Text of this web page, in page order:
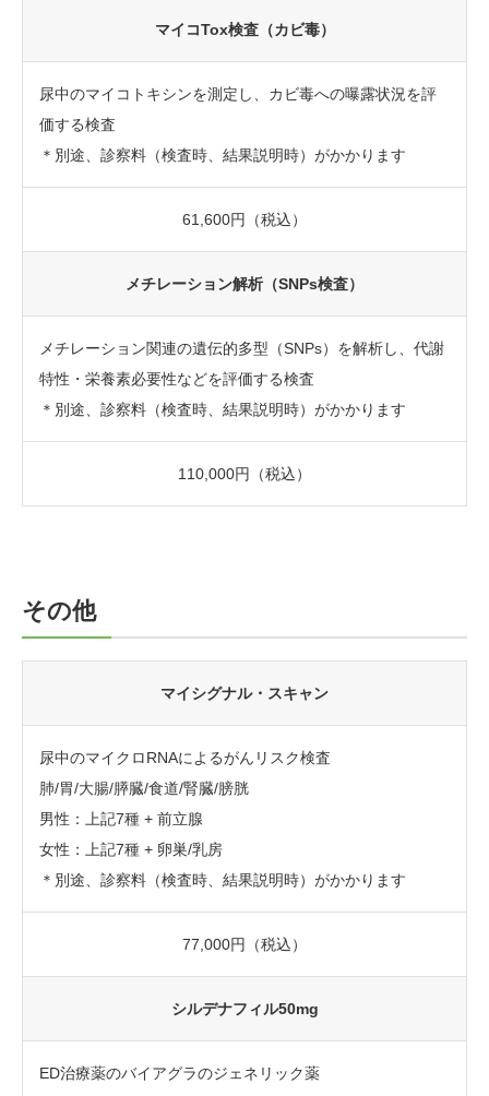
マイコTox検査（カビ毒）
尿中のマイコトキシンを測定し、カビ毒への曝露状況を評
価する検査
＊別途、診察料（検査時、結果説明時）がかかります
61,600円（税込）
メチレーション解析（SNPs検査）
メチレーション関連の遺伝的多型（SNPs）を解析し、代謝
特性・栄養素必要性などを評価する検査
＊別途、診察料（検査時、結果説明時）がかかります
110,000円（税込）
その他
マイシグナル・スキャン
尿中のマイクロRNAによるがんリスク検査
肺/胃/大腸/膵臓/食道/腎臓/膀胱
男性：上記7種 + 前立腺
女性：上記7種 + 卵巣/乳房
＊別途、診察料（検査時、結果説明時）がかかります
77,000円（税込）
シルデナフィル50mg
ED治療薬のバイアグラのジェネリック薬